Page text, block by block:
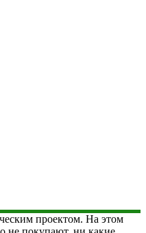
проектом. На этом